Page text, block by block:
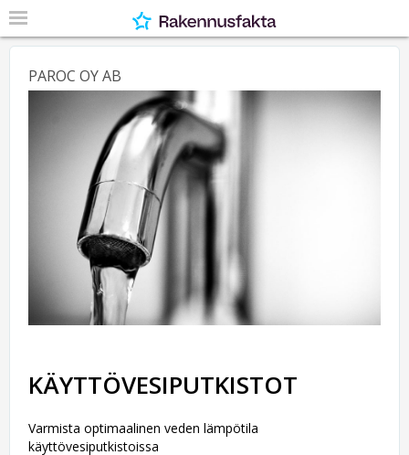
PAROC OY AB
KÄYTTÖVESIPUTKISTOT
Varmista optimaalinen veden lämpötila
käyttövesiputkistoissa